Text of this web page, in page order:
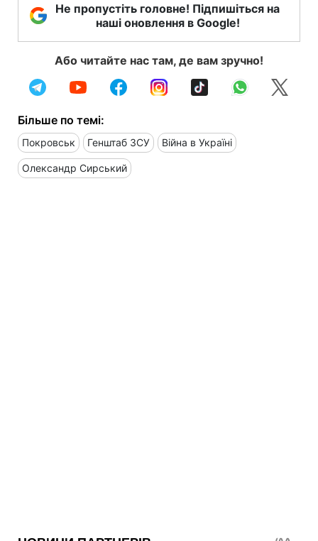
Не пропустіть головне! Підпишіться на
наші оновлення в Google!
Або читайте нас там, де вам зручно!
Більше по темі:
Покровськ Генштаб ЗСУ Війна в Україні
Олександр Сирський